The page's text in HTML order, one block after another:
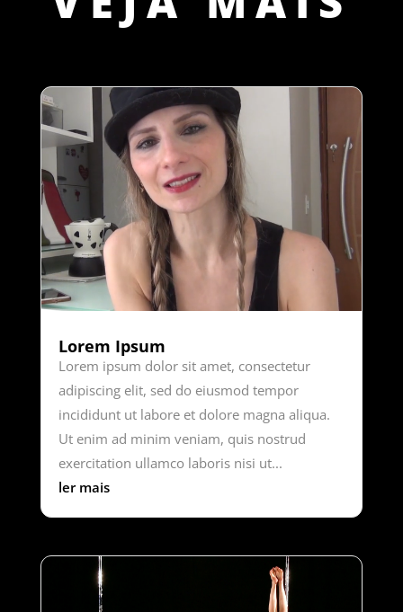
Lorem Ipsum
Lorem ipsum dolor sit amet, consectetur
adipiscing elit, sed do eiusmod tempor
incididunt ut labore et dolore magna aliqua.
Ut enim ad minim veniam, quis nostrud
exercitation ullamco laboris nisi ut...
ler mais